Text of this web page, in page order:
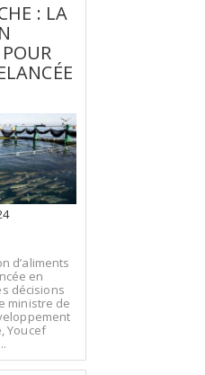
: LA
d’aliments
en
décisions
ministre de
Youcef